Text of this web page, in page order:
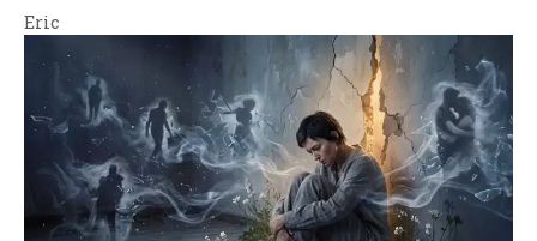
Eric